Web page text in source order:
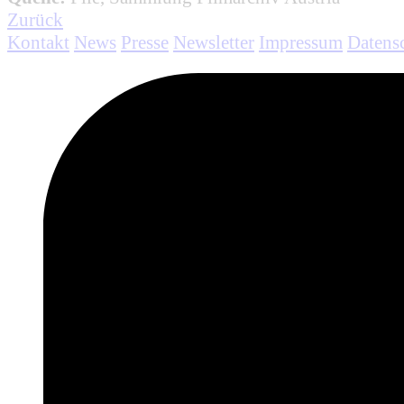
Zurück
Kontakt News Presse Newsletter Impressum